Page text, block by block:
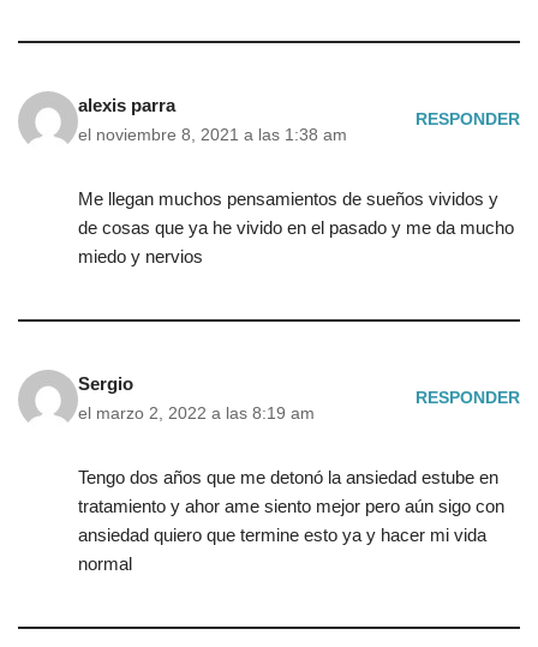
alexis parra
el noviembre 8, 2021 a las 1:38 am
RESPONDER
Me llegan muchos pensamientos de sueños vividos y
de cosas que ya he vivido en el pasado y me da mucho
miedo y nervios
Sergio
el marzo 2, 2022 a las 8:19 am
RESPONDER
Tengo dos años que me detonó la ansiedad estube en
tratamiento y ahor ame siento mejor pero aún sigo con
ansiedad quiero que termine esto ya y hacer mi vida
normal